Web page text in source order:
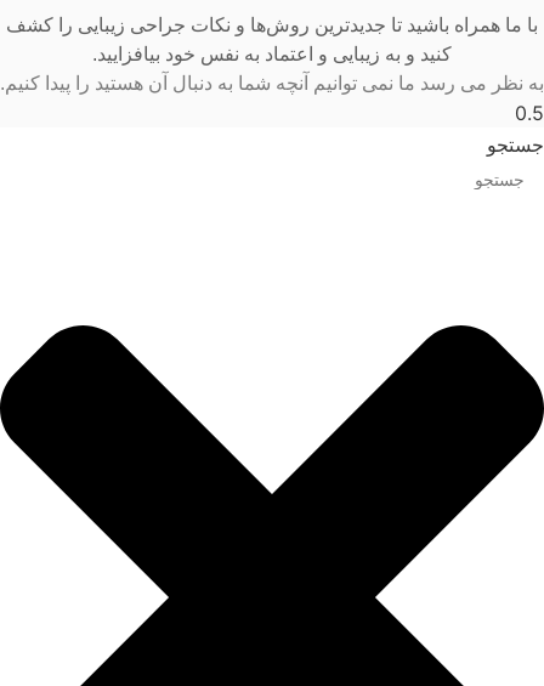
با ما همراه باشید تا جدیدترین روش‌ها و نکات جراحی زیبایی را کشف
کنید و به زیبایی و اعتماد به نفس خود بیافزایید.
به نظر می رسد ما نمی توانیم آنچه شما به دنبال آن هستید را پیدا کنیم.
جستجو